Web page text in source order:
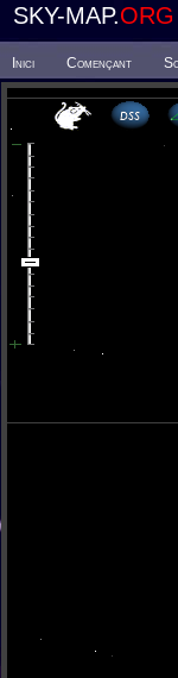
SKY-MAP.ORG
Inici Començant